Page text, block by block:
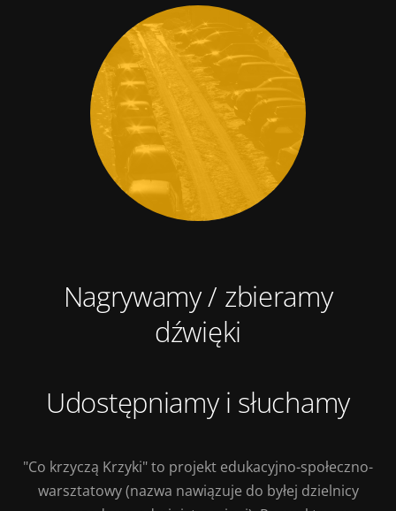
Nagrywamy / zbieramy
dźwięki
Udostępniamy i słuchamy
"Co krzyczą Krzyki" to projekt edukacyjno-społeczno-
warsztatowy (nazwa nawiązuje do byłej dzielnicy